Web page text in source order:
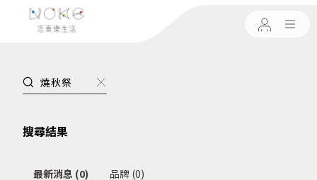
搜尋結果
最新消息 (0) 品牌 (0)